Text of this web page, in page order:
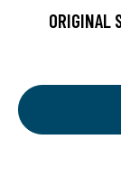
ORIGINAL